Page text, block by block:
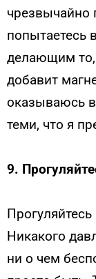
попытаетесь
делающим то,
добавит
оказываюсь
теми, что я
9.
Никакого
ни о чем